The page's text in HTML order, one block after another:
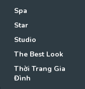
Spa
Star
Studio
The Best Look
Thời Trang Gia
Đình